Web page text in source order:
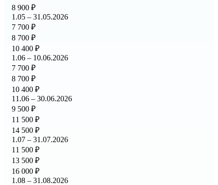
8 900 ₽
1.05 – 31.05.2026
7 700 ₽
8 700 ₽
10 400 ₽
1.06 – 10.06.2026
7 700 ₽
8 700 ₽
10 400 ₽
11.06 – 30.06.2026
9 500 ₽
11 500 ₽
14 500 ₽
1.07 – 31.07.2026
11 500 ₽
13 500 ₽
16 000 ₽
1.08 – 31.08.2026